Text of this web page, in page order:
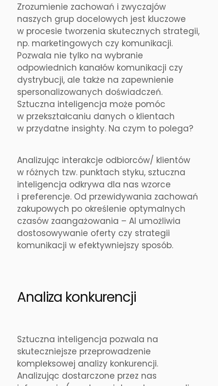
Zrozumienie zachowań i zwyczajów
naszych grup docelowych jest kluczowe
w procesie tworzenia skutecznych strategii,
np. marketingowych czy komunikacji.
Pozwala nie tylko na wybranie
odpowiednich kanałów komunikacji czy
dystrybucji, ale także na zapewnienie
spersonalizowanych doświadczeń.
Sztuczna inteligencja może pomóc
w przekształcaniu danych o klientach
w przydatne insighty. Na czym to polega?
Analizując interakcje odbiorców/ klientów
w różnych tzw. punktach styku, sztuczna
inteligencja odkrywa dla nas wzorce
i preferencje. Od przewidywania zachowań
zakupowych po określenie optymalnych
czasów zaangażowania – AI umożliwia
dostosowywanie oferty czy strategii
komunikacji w efektywniejszy sposób.
Analiza konkurencji
Sztuczna inteligencja pozwala na
skuteczniejsze przeprowadzenie
kompleksowej analizy konkurencji.
Analizując dostarczone przez nas